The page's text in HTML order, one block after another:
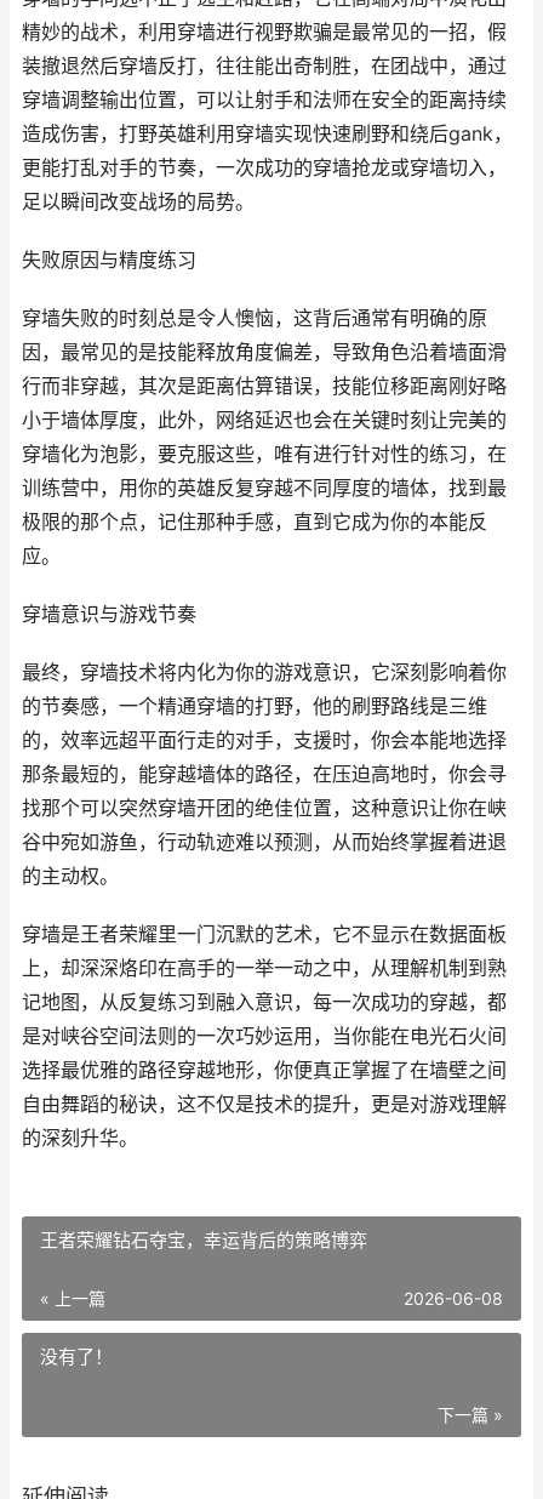
精妙的战术，利用穿墙进行视野欺骗是最常见的一招，假
装撤退然后穿墙反打，往往能出奇制胜，在团战中，通过
穿墙调整输出位置，可以让射手和法师在安全的距离持续
造成伤害，打野英雄利用穿墙实现快速刷野和绕后gank，
更能打乱对手的节奏，一次成功的穿墙抢龙或穿墙切入，
足以瞬间改变战场的局势。
失败原因与精度练习
穿墙失败的时刻总是令人懊恼，这背后通常有明确的原
因，最常见的是技能释放角度偏差，导致角色沿着墙面滑
行而非穿越，其次是距离估算错误，技能位移距离刚好略
小于墙体厚度，此外，网络延迟也会在关键时刻让完美的
穿墙化为泡影，要克服这些，唯有进行针对性的练习，在
训练营中，用你的英雄反复穿越不同厚度的墙体，找到最
极限的那个点，记住那种手感，直到它成为你的本能反
应。
穿墙意识与游戏节奏
最终，穿墙技术将内化为你的游戏意识，它深刻影响着你
的节奏感，一个精通穿墙的打野，他的刷野路线是三维
的，效率远超平面行走的对手，支援时，你会本能地选择
那条最短的，能穿越墙体的路径，在压迫高地时，你会寻
找那个可以突然穿墙开团的绝佳位置，这种意识让你在峡
谷中宛如游鱼，行动轨迹难以预测，从而始终掌握着进退
的主动权。
穿墙是王者荣耀里一门沉默的艺术，它不显示在数据面板
上，却深深烙印在高手的一举一动之中，从理解机制到熟
记地图，从反复练习到融入意识，每一次成功的穿越，都
是对峡谷空间法则的一次巧妙运用，当你能在电光石火间
选择最优雅的路径穿越地形，你便真正掌握了在墙壁之间
自由舞蹈的秘诀，这不仅是技术的提升，更是对游戏理解
的深刻升华。
王者荣耀钻石夺宝，幸运背后的策略博弈
« 上一篇 2026-06-08
没有了！
下一篇 »